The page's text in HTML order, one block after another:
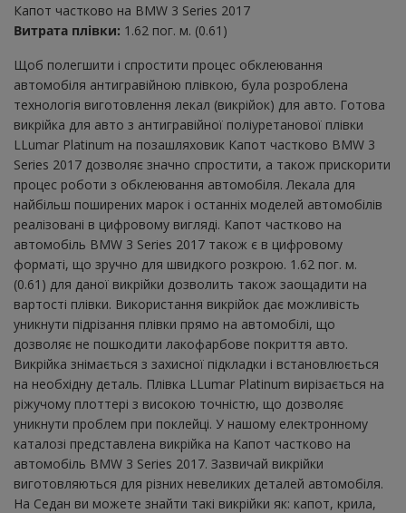
Капот частково на BMW 3 Series 2017
Витрата плівки: 1.62 пог. м. (0.61)
Щоб полегшити і спростити процес обклеювання
автомобіля антигравійною плівкою, була розроблена
технологія виготовлення лекал (викрійок) для авто. Готова
викрійка для авто з антигравійної поліуретанової плівки
LLumar Platinum на позашляховик Капот частково BMW 3
Series 2017 дозволяє значно спростити, а також прискорити
процес роботи з обклеювання автомобіля. Лекала для
найбільш поширених марок і останніх моделей автомобілів
реалізовані в цифровому вигляді. Капот частково на
автомобіль BMW 3 Series 2017 також є в цифровому
форматі, що зручно для швидкого розкрою. 1.62 пог. м.
(0.61) для даної викрійки дозволить також заощадити на
вартості плівки. Використання викрійок дає можливість
уникнути підрізання плівки прямо на автомобілі, що
дозволяє не пошкодити лакофарбове покриття авто.
Викрійка знімається з захисної підкладки і встановлюється
на необхідну деталь. Плівка LLumar Platinum вирізається на
ріжучому плоттері з високою точністю, що дозволяє
уникнути проблем при поклейці. У нашому електронному
каталозі представлена ​​викрійка на Капот частково на
автомобіль BMW 3 Series 2017. Зазвичай викрійки
виготовляються для різних невеликих деталей автомобіля.
На Седан ви можете знайти такі викрійки як: капот, крила,